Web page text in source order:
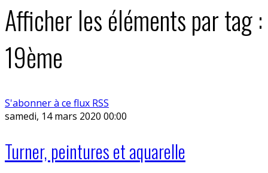
Afficher les éléments par tag :
19ème
S'abonner à ce flux RSS
samedi, 14 mars 2020 00:00
Turner, peintures et aquarelle